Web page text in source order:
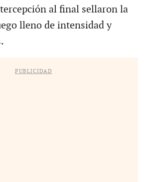
al final sellaron la
lleno de intensidad y
PUBLICIDAD